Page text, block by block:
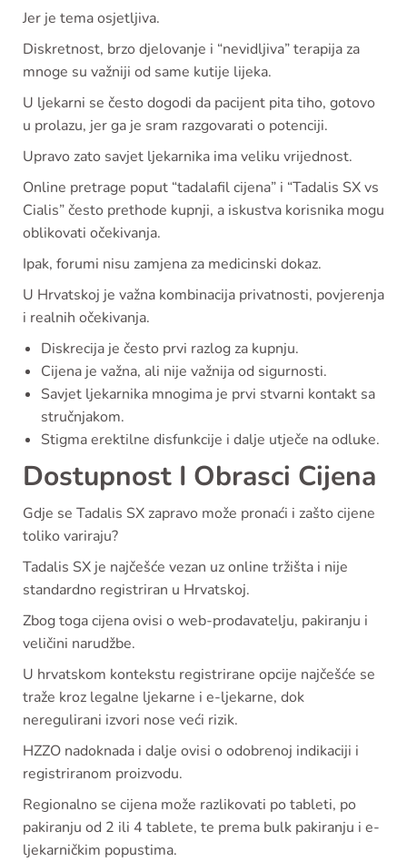
Jer je tema osjetljiva.
Diskretnost, brzo djelovanje i “nevidljiva” terapija za
mnoge su važniji od same kutije lijeka.
U ljekarni se često dogodi da pacijent pita tiho, gotovo
u prolazu, jer ga je sram razgovarati o potenciji.
Upravo zato savjet ljekarnika ima veliku vrijednost.
Online pretrage poput “tadalafil cijena” i “Tadalis SX vs
Cialis” često prethode kupnji, a iskustva korisnika mogu
oblikovati očekivanja.
Ipak, forumi nisu zamjena za medicinski dokaz.
U Hrvatskoj je važna kombinacija privatnosti, povjerenja
i realnih očekivanja.
Diskrecija je često prvi razlog za kupnju.
Cijena je važna, ali nije važnija od sigurnosti.
Savjet ljekarnika mnogima je prvi stvarni kontakt sa
stručnjakom.
Stigma erektilne disfunkcije i dalje utječe na odluke.
Dostupnost I Obrasci Cijena
Gdje se Tadalis SX zapravo može pronaći i zašto cijene
toliko variraju?
Tadalis SX je najčešće vezan uz online tržišta i nije
standardno registriran u Hrvatskoj.
Zbog toga cijena ovisi o web-prodavatelju, pakiranju i
veličini narudžbe.
U hrvatskom kontekstu registrirane opcije najčešće se
traže kroz legalne ljekarne i e-ljekarne, dok
neregulirani izvori nose veći rizik.
HZZO nadoknada i dalje ovisi o odobrenoj indikaciji i
registriranom proizvodu.
Regionalno se cijena može razlikovati po tableti, po
pakiranju od 2 ili 4 tablete, te prema bulk pakiranju i e-
ljekarničkim popustima.